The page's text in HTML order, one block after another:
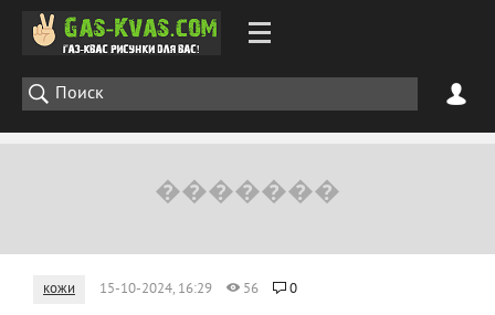
кожи 15-10-2024, 16:29 56 0